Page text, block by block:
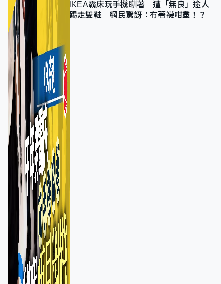
IKEA霸床玩手機瞓著 遭「無良」途人
踢走雙鞋 網民驚訝：冇著襪咁盡！？